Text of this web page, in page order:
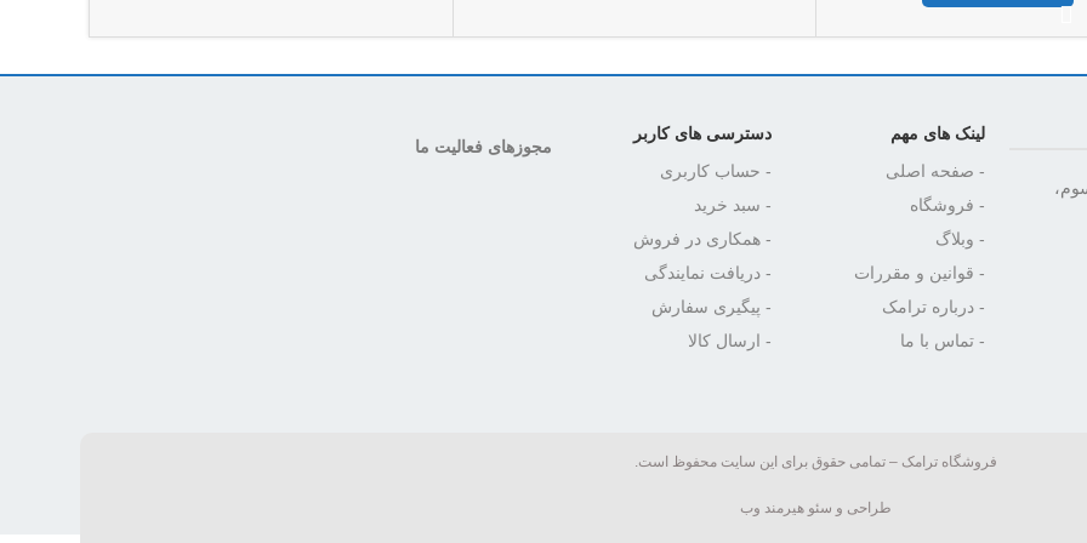
لینک های مهم
- صفحه اصلی
- فروشگاه
- وبلاگ
- قوانین و مقررات
- درباره ترامک
- تماس با ما
دسترسی های کاربر
- حساب کاربری
- سبد خرید
- همکاری در فروش
- دریافت نمایندگی
- پیگیری سفارش
- ارسال کالا
مجوزهای فعالیت ما
فروشگاه ترامک – تمامی حقوق برای این سایت محفوظ است.
طراحی و سئو هیرمند وب